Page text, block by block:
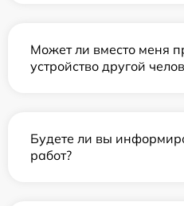
Может ли вместо меня
устройство другой
Будете ли вы
работ?